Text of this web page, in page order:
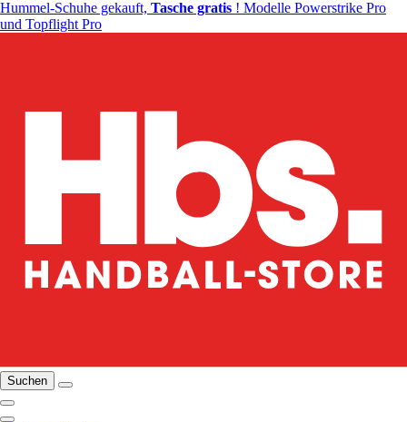
Hummel-Schuhe gekauft, Tasche gratis ! Modelle Powerstrike Pro
und Topflight Pro
Suchen